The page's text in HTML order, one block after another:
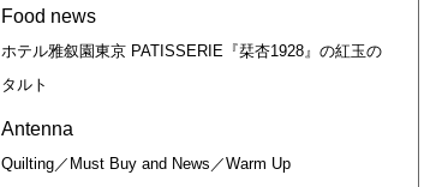
Food news
ホテル雅叙園東京 PATISSERIE『栞杏1928』の紅玉の
タルト
Antenna
Quilting／Must Buy and News／Warm Up